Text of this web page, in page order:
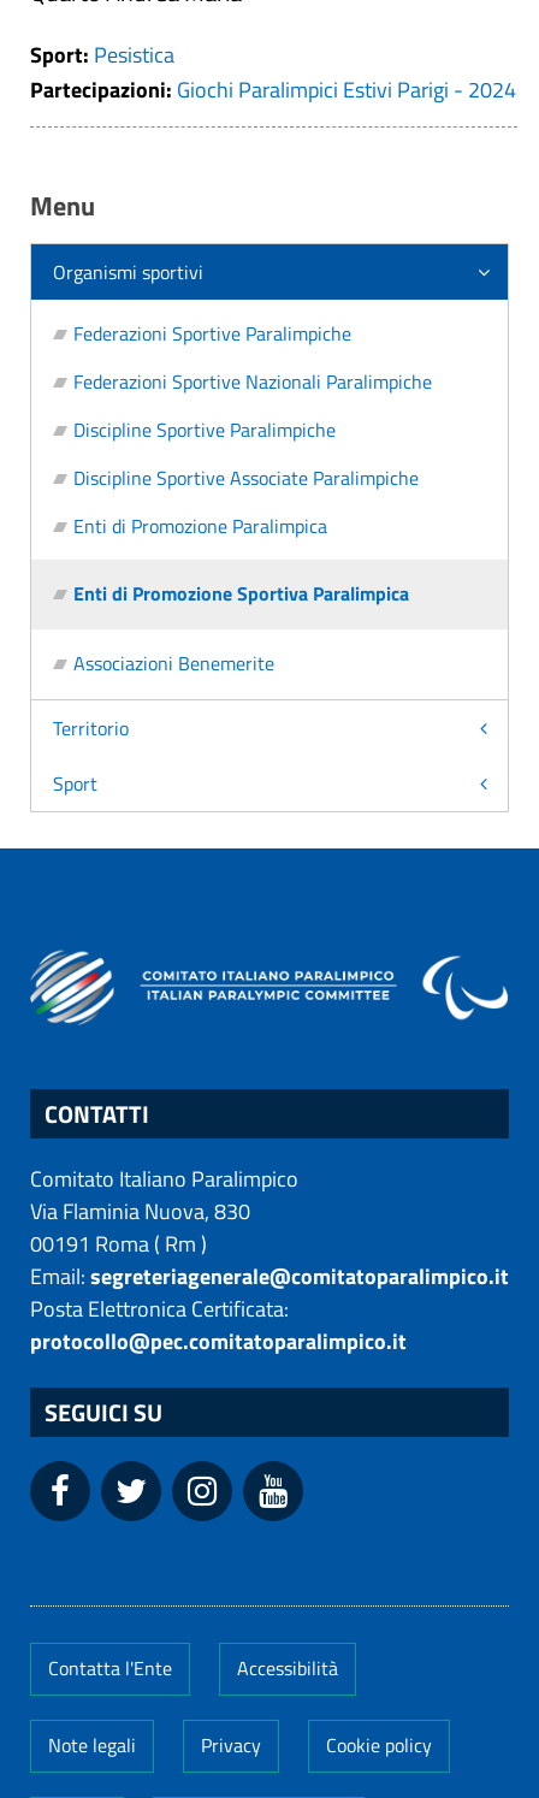
Sport: Pesistica
Partecipazioni: Giochi Paralimpici Estivi Parigi - 2024
Menu
Organismi sportivi
Federazioni Sportive Paralimpiche
Federazioni Sportive Nazionali Paralimpiche
Discipline Sportive Paralimpiche
Discipline Sportive Associate Paralimpiche
Enti di Promozione Paralimpica
Enti di Promozione Sportiva Paralimpica
Associazioni Benemerite
Territorio
Sport
CONTATTI
Comitato Italiano Paralimpico
Via Flaminia Nuova, 830
00191 Roma( Rm)
Email:segreteriagenerale@comitatoparalimpico.it
Posta Elettronica Certificata:
protocollo@pec.comitatoparalimpico.it
SEGUICI SU
Contatta l'Ente Accessibilità
Note legali Privacy Cookie policy